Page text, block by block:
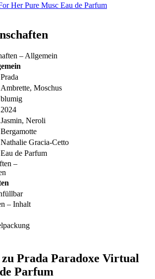
Her Pure Musc Eau de Parfum
– Allgemein
Prada
Ambrette, Moschus
blumig
2024
Jasmin, Neroli
Bergamotte
Nathalie Gracia-Cetto
Eau de Parfum
–
– Inhalt
zu Prada Paradoxe Virtual
Parfum